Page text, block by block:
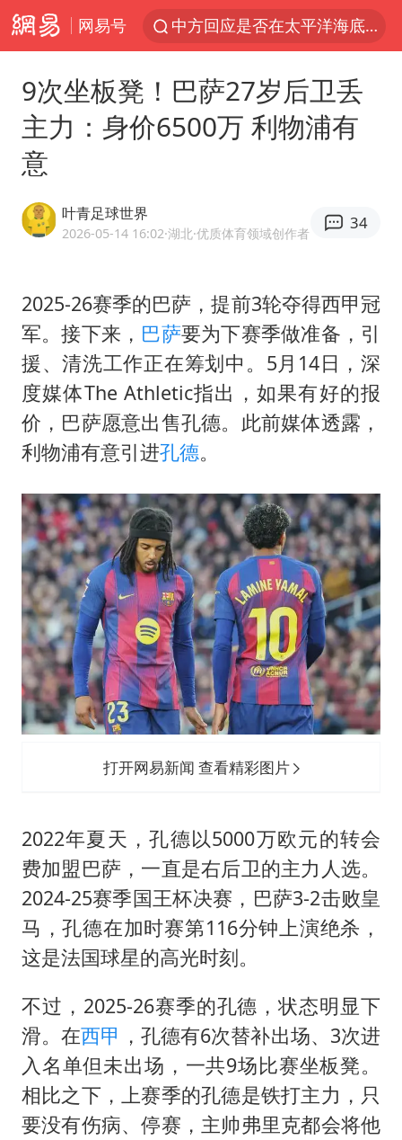
网易号
中方回应是否在太平洋海底开采稀土
吉林一“温度计大楼”读数爆表
多地要求领导干部带头休假
我国编制完成新版全月地质图
U17国足1分钟轰2球
中国“五箭齐发”反制美国
女子利用漏洞0元薅走3000多件家电
泰国一女公务员妆容引争议 本人回应
感觉全东北都在等7号
80后女柜员逆袭成4200亿银行副行长
奋进开新局 实干挑大梁
9次坐板凳！巴萨27岁后卫丢
主力：身价6500万 利物浦有
意
叶青足球世界
2026-05-14 16:02·湖北·优质体育领域创作者
34
2025-26赛季的巴萨，提前3轮夺得西甲冠
军。接下来， 巴萨要为下赛季做准备，引
援、清洗工作正在筹划中。5月14日，深
度媒体The Athletic指出，如果有好的报
价，巴萨愿意出售孔德。此前媒体透露，
利物浦有意引进孔德。
打开网易新闻 查看精彩图片
2022年夏天，孔德以5000万欧元的转会
费加盟巴萨，一直是右后卫的主力人选。
2024-25赛季国王杯决赛，巴萨3-2击败皇
马，孔德在加时赛第116分钟上演绝杀，
这是法国球星的高光时刻。
不过，2025-26赛季的孔德，状态明显下
滑。在西甲 ，孔德有6次替补出场、3次进
入名单但未出场，一共9场比赛坐板凳。
相比之下，上赛季的孔德是铁打主力，只
要没有伤病、停赛，主帅弗里克都会将他